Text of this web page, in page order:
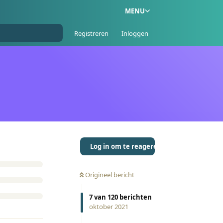
MENU
Registreren Inloggen
Log in om te reageren
Origineel bericht
7van 120 berichten
oktober 2021